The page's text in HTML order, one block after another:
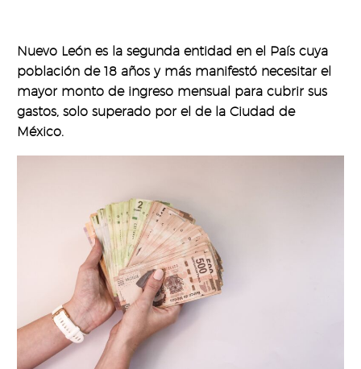
Nuevo León es la segunda entidad en el País cuya
población de 18 años y más manifestó necesitar el
mayor monto de ingreso mensual para cubrir sus
gastos, solo superado por el de la Ciudad de
México.